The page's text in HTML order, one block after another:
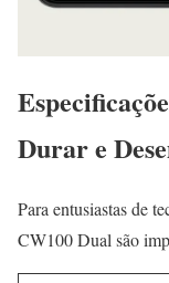
Durar e
Para entusiastas de
CW100 Dual são